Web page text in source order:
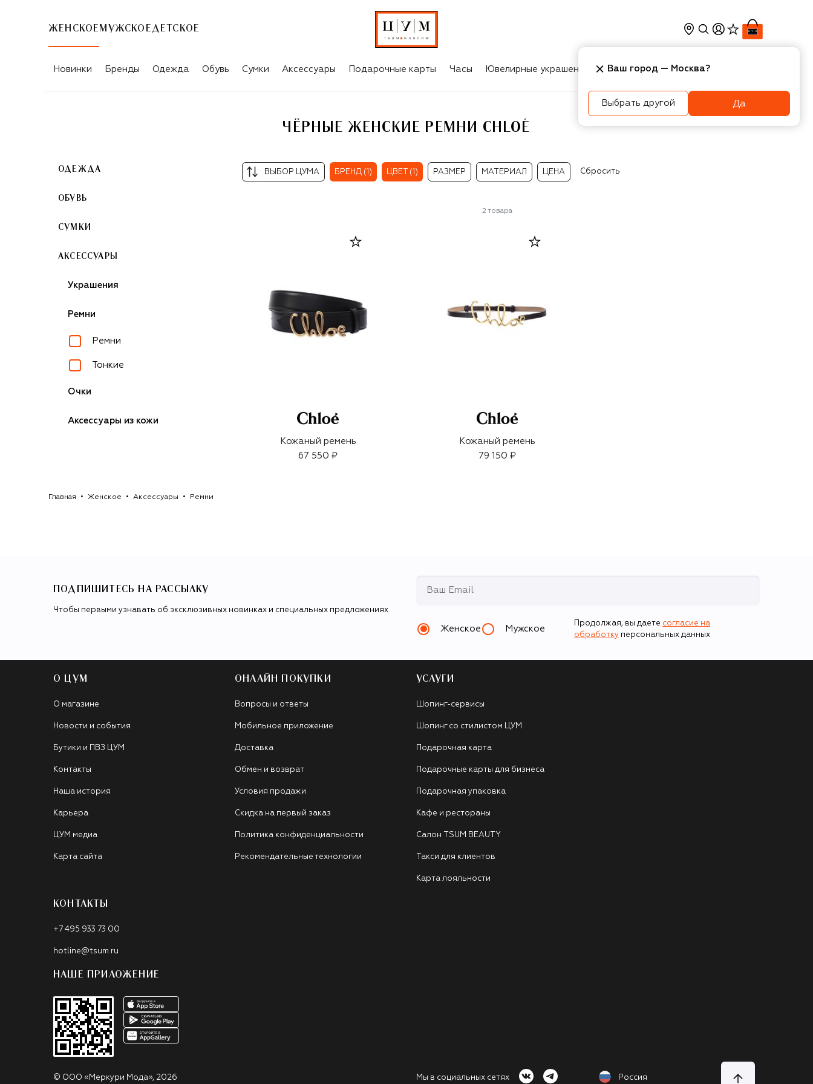
ЖЕНСКОЕ МУЖСКОЕ ДЕТСКОЕ
ЧЁРНЫЕ ЖЕНСКИЕ РЕМНИ CHLOÉ
Новинки Бренды Одежда Обувь Сумки Аксессуары Подарочные карты Часы Ювелирные украшения Косметика Интерьер
ЧЁРНЫЕ ЖЕНСКИЕ РЕМНИ CHLOÉ
ОДЕЖДА
ОБУВЬ
СУМКИ
АКСЕССУАРЫ
Украшения
Ремни
Ремни
Тонкие
Очки
Аксессуары из кожи
ВЫБОР ЦУМА БРЕНД (1) ЦВЕТ (1) РАЗМЕР МАТЕРИАЛ ЦЕНА Сбросить
2 товара
Кожаный ремень
67 550 ₽
Кожаный ремень
79 150 ₽
Главная Женское Аксессуары Ремни
ПОДПИШИТЕСЬ НА РАССЫЛКУ
Чтобы первыми узнавать об эксклюзивных новинках и специальных предложениях
Женское Мужское
Продолжая, вы даете согласие на
обработку персональных данных
О ЦУМ
О магазине
Новости и события
Бутики и ПВЗ ЦУМ
Контакты
Наша история
Карьера
ЦУМ медиа
Карта сайта
ОНЛАЙН ПОКУПКИ
Вопросы и ответы
Мобильное приложение
Доставка
Обмен и возврат
Условия продажи
Скидка на первый заказ
Политика конфиденциальности
Рекомендательные технологии
УСЛУГИ
Шопинг-сервисы
Шопинг со стилистом ЦУМ
Подарочная карта
Подарочные карты для бизнеса
Подарочная упаковка
Кафе и рестораны
Салон TSUM BEAUTY
Такси для клиентов
Карта лояльности
КОНТАКТЫ
+7 495 933 73 00
hotline@tsum.ru
НАШЕ ПРИЛОЖЕНИЕ
© ООО «Меркури Мода», 2026 Мы в социальных сетях Россия
Ваш город — Москва?
Выбрать другой Да